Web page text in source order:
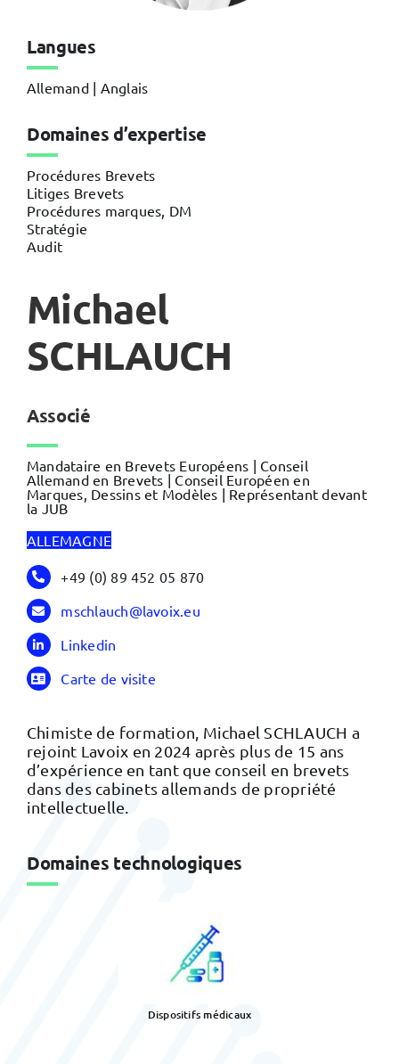
Langues
Allemand | Anglais
Domaines d’expertise
Procédures Brevets
Litiges Brevets
Procédures marques, DM
Stratégie
Audit
Michael
SCHLAUCH
Associé
Mandataire en Brevets Européens | Conseil
Allemand en Brevets | Conseil Européen en
Marques, Dessins et Modèles | Représentant devant
la JUB
ALLEMAGNE
+49 (0) 89 452 05 870
mschlauch@lavoix.eu
Linkedin
Carte de visite
Chimiste de formation, Michael SCHLAUCH a
rejoint Lavoix en 2024 après plus de 15 ans
d’expérience en tant que conseil en brevets
dans des cabinets allemands de propriété
intellectuelle.
Domaines technologiques
Dispositifs médicaux